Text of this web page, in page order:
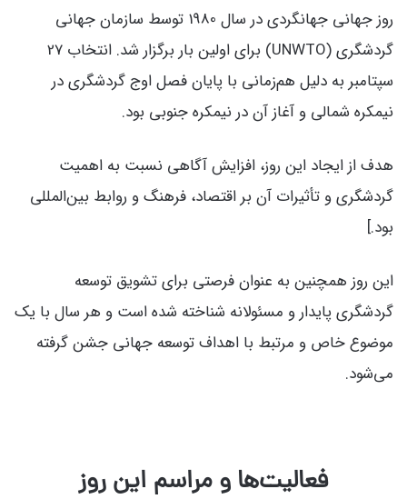
روز جهانی جهانگردی در سال 1980 توسط سازمان جهانی
گردشگری (UNWTO) برای اولین بار برگزار شد. انتخاب 27
سپتامبر به دلیل هم‌زمانی با پایان فصل اوج گردشگری در
نیمکره شمالی و آغاز آن در نیمکره جنوبی بود.
هدف از ایجاد این روز، افزایش آگاهی نسبت به اهمیت
گردشگری و تأثیرات آن بر اقتصاد، فرهنگ و روابط بین‌المللی
بود.]
این روز همچنین به عنوان فرصتی برای تشویق توسعه
گردشگری پایدار و مسئولانه شناخته شده است و هر سال با یک
موضوع خاص و مرتبط با اهداف توسعه جهانی جشن گرفته
می‌شود.
فعالیت‌ها و مراسم این روز